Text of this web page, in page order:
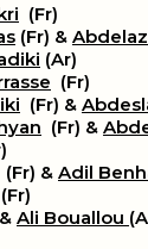
(Fr)
(Fr) &
(Ar)
(Fr)
(Fr) &
(Fr) &
(Fr) & Adil
(Fr)
Ali Bouallou